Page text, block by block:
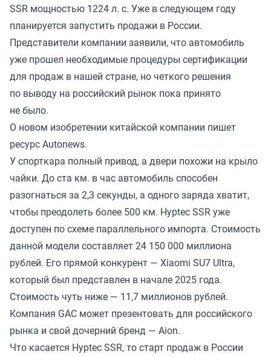
SSR мощностью 1224 л. с. Уже в следующем году
планируется запустить продажи в России.
Представители компании заявили, что автомобиль
уже прошел необходимые процедуры сертификации
для продаж в нашей стране, но четкого решения
по выводу на российский рынок пока принято
не было.
О новом изобретении китайской компании пишет
ресурсAutonews.
У спорткара полный привод, а двери похожи на крыло
чайки. До ста км. в час автомобиль способен
разогнаться за 2,3 секунды, а одного заряда хватит,
чтобы преодолеть более 500 км. Hyptec SSR уже
доступен по схеме параллельного импорта. Стоимость
данной модели составляет 24 150 000 миллиона
рублей. Его прямой конкурент — Xiaomi SU7 Ultra,
который был представлен в начале 2025 года.
Стоимость чуть ниже — 11,7 миллионов рублей.
Компания GAC может презентовать для российского
рынка и свой дочерний бренд — Aion.
Что касается Hyptec SSR, то старт продаж в России